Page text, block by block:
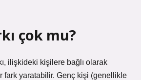
çok mu?
ilişkideki kişilere bağlı olarak
fark yaratabilir. Genç kişi (genellikle